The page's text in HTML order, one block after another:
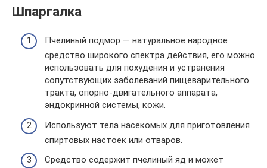
Шпаргалка
Пчелиный подмор — натуральное народное
средство широкого спектра действия, его можно
использовать для похудения и устранения
сопутствующих заболеваний пищеварительного
тракта, опорно-двигательного аппарата,
эндокринной системы, кожи.
Используют тела насекомых для приготовления
спиртовых настоек или отваров.
Средство содержит пчелиный яд и может